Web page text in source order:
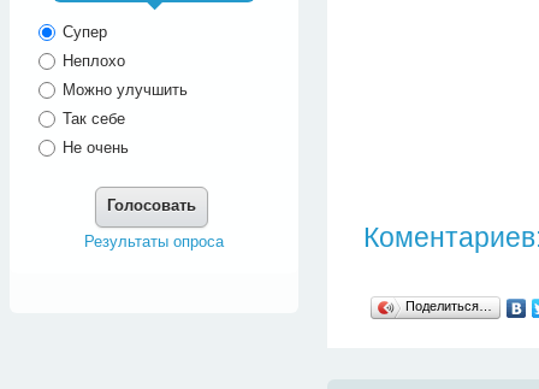
Поделиться…
Супер
Неплохо
Можно улучшить
Так себе
Не очень
Голосовать
Результаты опроса